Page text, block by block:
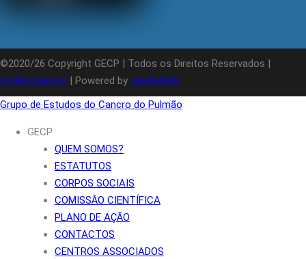
©2020/26 Copyright GECP | Todos os Direitos Reservados |
Colaboradores | Powered by JanelaWeb
Grupo de Estudos do Cancro do Pulmão
GECP
QUEM SOMOS?
ESTATUTOS
CORPOS SOCIAIS
COMISSÃO CIENTÍFICA
PLANO DE AÇÃO
CONTACTOS
CENTROS ASSOCIADOS